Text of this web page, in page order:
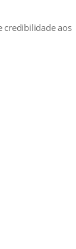
credibilidade aos